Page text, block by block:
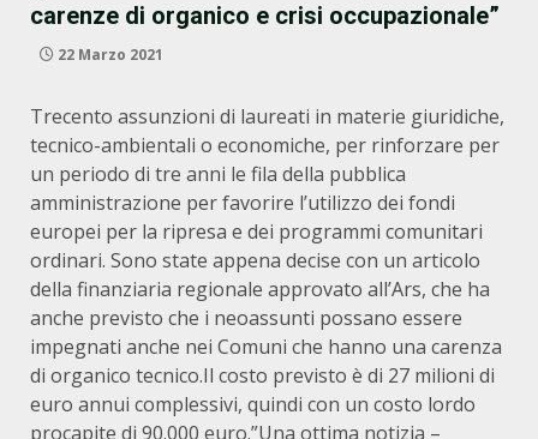
carenze di organico e crisi occupazionale”
22 Marzo 2021
Trecento assunzioni di laureati in materie giuridiche,
tecnico-ambientali o economiche, per rinforzare per
un periodo di tre anni le fila della pubblica
amministrazione per favorire l’utilizzo dei fondi
europei per la ripresa e dei programmi comunitari
ordinari. Sono state appena decise con un articolo
della finanziaria regionale approvato all’Ars, che ha
anche previsto che i neoassunti possano essere
impegnati anche nei Comuni che hanno una carenza
di organico tecnico.Il costo previsto è di 27 milioni di
euro annui complessivi, quindi con un costo lordo
procapite di 90.000 euro.”Una ottima notizia –